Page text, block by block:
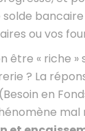
bancaire
ou vos
être « riche »
? La
(Besoin en
mal